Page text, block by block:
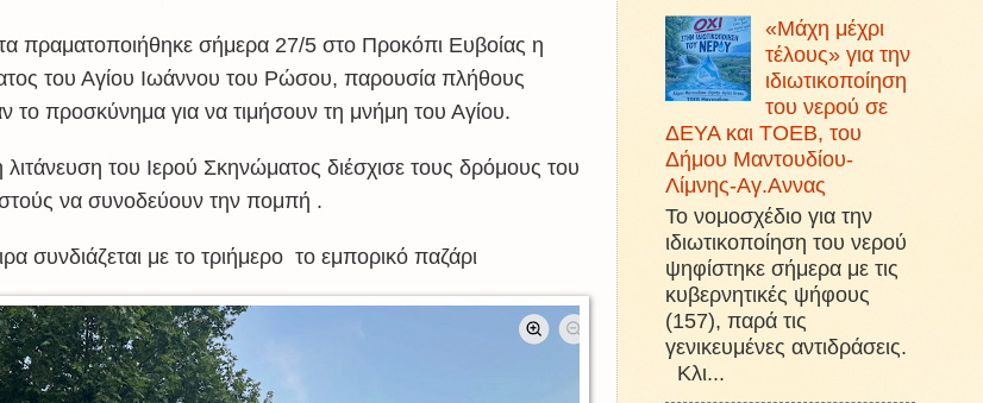
πραματοποιήθηκε σήμερα 27/5 στο Προκόπι Ευβοίας η
του Αγίου Ιωάννου του Ρώσου, παρουσία πλήθους
το προσκύνημα για να τιμήσουν τη μνήμη του Αγίου.
λιτάνευση του Ιερού Σκηνώματος διέσχισε τους δρόμους του
να συνοδεύουν την πομπή .
συνδιάζεται με το τριήμερο το εμπορικό παζάρι
«Μάχη μέχρι
τέλους» για την
ιδιωτικοποίηση
του νερού σε
ΔΕΥΑ και ΤΟΕΒ, του
Δήμου Μαντουδίου-
Λίμνης-Αγ.Αννας
Το νομοσχέδιο για την
ιδιωτικοποίηση του νερού
ψηφίστηκε σήμερα με τις
κυβερνητικές ψήφους
(157), παρά τις
γενικευμένες αντιδράσεις.
Κλι...